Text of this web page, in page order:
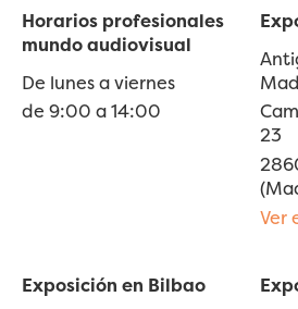
Horarios profesionales
mundo audiovisual
De lunes a viernes
de 9:00 a 14:00
23
Ver
Exposición en Bilbao